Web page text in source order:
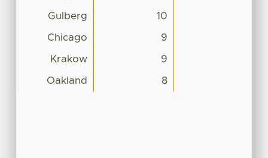
Gulberg 10
Chicago 9
Krakow 9
Oakland 8